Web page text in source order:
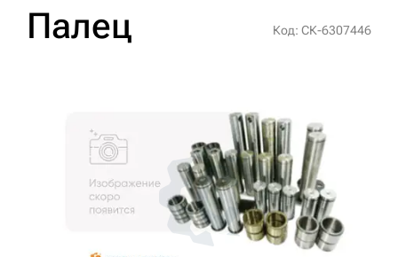
Палец Код: СК-6307446
Доставка и оплата
3D тур по производству
3D тур по складам
sksale@skdst.ru